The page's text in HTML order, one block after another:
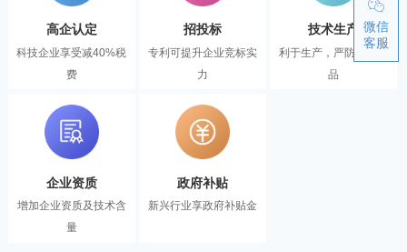
高企认定
科技企业享受减40%税
费
招投标
专利可提升企业竞标实
力
技术生产
利于生产，严防伪冒产
品
企业资质
增加企业资质及技术含
量
政府补贴
新兴行业享政府补贴金
微信
客服